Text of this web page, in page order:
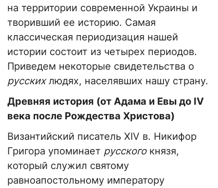
на территории современной Украины и
творивший ее историю. Самая
классическая периодизация нашей
истории состоит из четырех периодов.
Приведем некоторые свидетельства о
русскихлюдях, населявших нашу страну.
Древняя история (от Адама и Евы до IV
века после Рождества Христова)
Византийский писатель XIV в. Никифор
Григора упоминает русскогокнязя,
который служил святому
равноапостольному императору